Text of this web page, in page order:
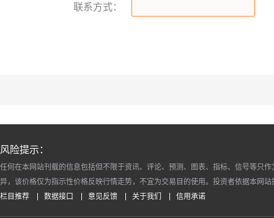
联系方式：
风险提示：
任何在本网站刊载的信息包括但不限于资讯、评论、预测、图表、指标、信号等只
异，该价格仅为指示性价格反映行情走势，不宜为交易目的使用。投资者依据本网
栏目推荐
数据接口 意见反馈 关于我们 信用承诺